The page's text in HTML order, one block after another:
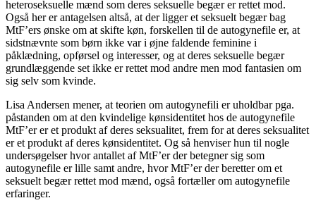
heteroseksuelle mænd som deres seksuelle begær er rettet mod.
Også her er antagelsen altså, at der ligger et seksuelt begær bag
MtF’ers ønske om at skifte køn, forskellen til de autogynefile er, at
sidstnævnte som børn ikke var i øjne faldende feminine i
påklædning, opførsel og interesser, og at deres seksuelle begær
grundlæggende set ikke er rettet mod andre men mod fantasien om
sig selv som kvinde.
Lisa Andersen mener, at teorien om autogynefili er uholdbar pga.
påstanden om at den kvindelige kønsidentitet hos de autogynefile
MtF’er er et produkt af deres seksualitet, frem for at deres seksualitet
er et produkt af deres kønsidentitet. Og så henviser hun til nogle
undersøgelser hvor antallet af MtF’er der betegner sig som
autogynefile er lille samt andre, hvor MtF’er der beretter om et
seksuelt begær rettet mod mænd, også fortæller om autogynefile
erfaringer.